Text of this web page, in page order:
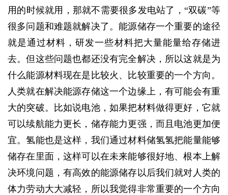
用的时候就用，那就不需要很多发电站了，“双碳”等
很多问题和难题就解决了。能源储存一个重要的途径
就是通过材料，研发一些材料把大量能量给存储进
去。但这些问题也都还没有完全解决，所以这就是为
什么能源材料现在是比较火、比较重要的一个方向。
人类就在解决能源存储这一个边缘上，有可能会有重
大的突破。比如说电池，如果把材料做得更好，它就
可以续航能力更长，储存能力更强，而且电池更加便
宜。氢能也是这样，我们通过材料储氢氢把能量能够
储存在里面，这样可以在未来能够很好地、根本上解
决环境问题，有高效的能源储存以后我们就对人类的
体力劳动大大减轻，所以我觉得非常重要的一个方向